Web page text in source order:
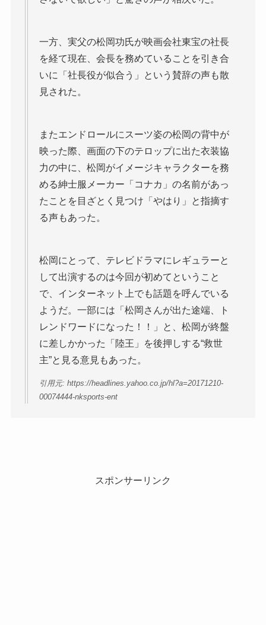
一方、実父の松岡功氏が映画会社東宝の社長
を経て現在、会長を務めていることを引き合
いに「社長役が似合う」という賛辞の声も散
見された。
またエンドロールにスーツ姿の松岡の背中が
映った際、画面の下のテロップに出た衣装協
力の中に、松岡がイメージキャラクターを務
める紳士服メーカー「コナカ」の名前があっ
たことを目ざとく見つけ「やはり」と指摘す
る声もあった。
松岡にとって、テレビドラマにレギュラーと
して出演するのは今回が初めてということ
で、インターネット上でも話題を呼んでいる
ようだ。一部には「松岡さんが出た途端、ト
レンドワードになった！！」と、松岡が終盤
に差しかかった「陸王」を後押しする“救世
主”と見る意見もあった。
引用元: https://headlines.yahoo.co.jp/hl?a=20171210-
00074444-nksports-ent
スポンサーリンク